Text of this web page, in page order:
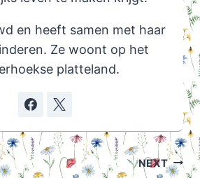
en heeft samen met haar
Ze woont op het
platteland.
NEXT